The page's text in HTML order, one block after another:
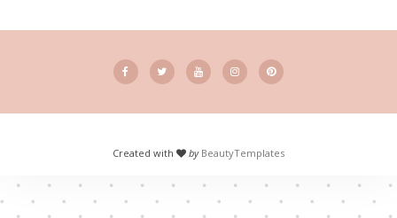
Created with by BeautyTemplates